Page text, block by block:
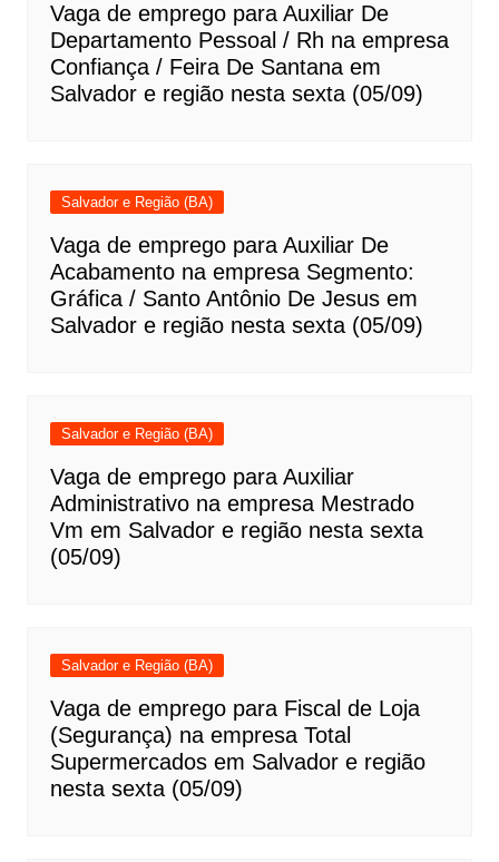
Vaga de emprego para Auxiliar De
Departamento Pessoal / Rh na empresa
Confiança / Feira De Santana em
Salvador e região nesta sexta (05/09)
Salvador e Região (BA)
Vaga de emprego para Auxiliar De
Acabamento na empresa Segmento:
Gráfica / Santo Antônio De Jesus em
Salvador e região nesta sexta (05/09)
Salvador e Região (BA)
Vaga de emprego para Auxiliar
Administrativo na empresa Mestrado
Vm em Salvador e região nesta sexta
(05/09)
Salvador e Região (BA)
Vaga de emprego para Fiscal de Loja
(Segurança) na empresa Total
Supermercados em Salvador e região
nesta sexta (05/09)